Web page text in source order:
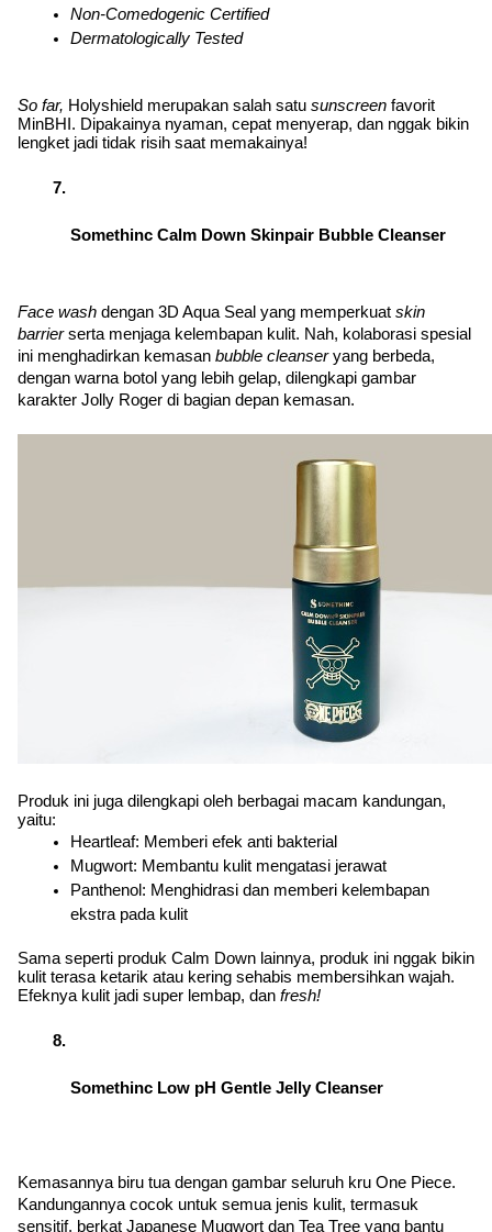
Non-Comedogenic Certified
Dermatologically Tested
So far, Holyshield merupakan salah satu sunscreen favorit
MinBHI. Dipakainya nyaman, cepat menyerap, dan nggak bikin
lengket jadi tidak risih saat memakainya!
Somethinc Calm Down Skinpair Bubble Cleanser
Face wash dengan 3D Aqua Seal yang memperkuat skin
barrier serta menjaga kelembapan kulit. Nah, kolaborasi spesial
ini menghadirkan kemasan bubble cleanser yang berbeda,
dengan warna botol yang lebih gelap, dilengkapi gambar
karakter Jolly Roger di bagian depan kemasan.
Produk ini juga dilengkapi oleh berbagai macam kandungan,
yaitu:
Heartleaf: Memberi efek anti bakterial
Mugwort: Membantu kulit mengatasi jerawat
Panthenol: Menghidrasi dan memberi kelembapan
ekstra pada kulit
Sama seperti produk Calm Down lainnya, produk ini nggak bikin
kulit terasa ketarik atau kering sehabis membersihkan wajah.
Efeknya kulit jadi super lembap, dan fresh!
Somethinc Low pH Gentle Jelly Cleanser
Kemasannya biru tua dengan gambar seluruh kru One Piece.
Kandungannya cocok untuk semua jenis kulit, termasuk
sensitif, berkat Japanese Mugwort dan Tea Tree yang bantu